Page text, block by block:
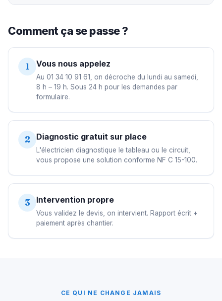
Comment ça se passe ?
1 Vous nous appelez
Au 01 34 10 91 61, on décroche du lundi au samedi,
8 h – 19 h. Sous 24 h pour les demandes par
formulaire.
2 Diagnostic gratuit sur place
L'électricien diagnostique le tableau ou le circuit,
vous propose une solution conforme NF C 15-100.
3 Intervention propre
Vous validez le devis, on intervient. Rapport écrit +
paiement après chantier.
CE QUI NE CHANGE JAMAIS